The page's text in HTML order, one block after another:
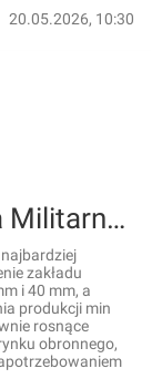
20.05.2026, 10:30
Niewiadów Polska Grupa Militarna buduje potęgę zbrojeniową. Dwie nowe fabryki amunicji i powrót do produkcji min
zakładu
i 40 mm, a
produkcji min
rosnące
obronnego,